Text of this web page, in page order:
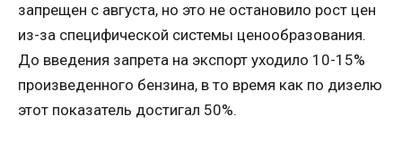
запрещен с августа, но это не остановило рост цен
из-за специфической системы ценообразования.
До введения запрета на экспорт уходило 10-15%
произведенного бензина, в то время как по дизелю
этот показатель достигал 50%.